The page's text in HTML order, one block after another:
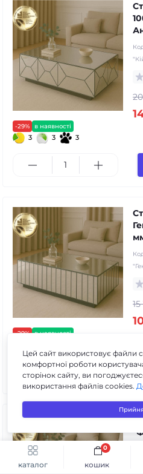
каталог кошик
0
Швидке замовлення
-29% в наявності
3 3 3
-29% в наявності
Цей сайт використовує файли
комфортної роботи
сторінок сайту, ви
використання файлів cookies.